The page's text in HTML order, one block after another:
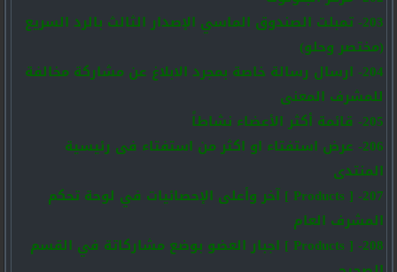
203- تمبلت الصندوق الماسي الإصدار الثالث بالرد السريع
(مختصر وحلو)
204- ارسال رسالة خاصة بمجرد الابلاغ عن مشاركة مخالفة
للمشرف المعنى
205- قائمة أكثر الأعضاء نشاطاً
206- عرض استفتاء او اكثر من استفتاء فى رئيسية
المنتدى
207- [ Products ] آخر وأعلى الإحصائيات في لوحة تحكم
المشرف العام
208- [ Products ] اجبار العضو بوضع مشاركاتة في القسم